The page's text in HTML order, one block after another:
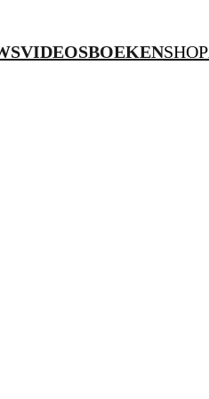
VIDEOSBOEKENSHOP